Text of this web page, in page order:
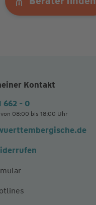
Kontakt
662 - 0
von 08:00 bis 18:00 Uhr